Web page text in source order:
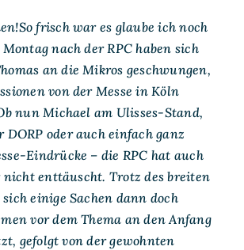
frisch war es glaube ich noch
nach der RPC haben sich
an die Mikros geschwungen,
von der Messe in Köln
nun Michael am Ulisses-Stand,
DORP oder auch einfach ganz
Eindrücke – die RPC hat auch
nicht enttäuscht. Trotz des breiten
sich einige Sachen dann doch
vor dem Thema an den Anfang
gefolgt von der gewohnten